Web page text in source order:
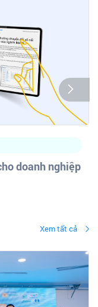
doanh nghiệp
Xem tất cả